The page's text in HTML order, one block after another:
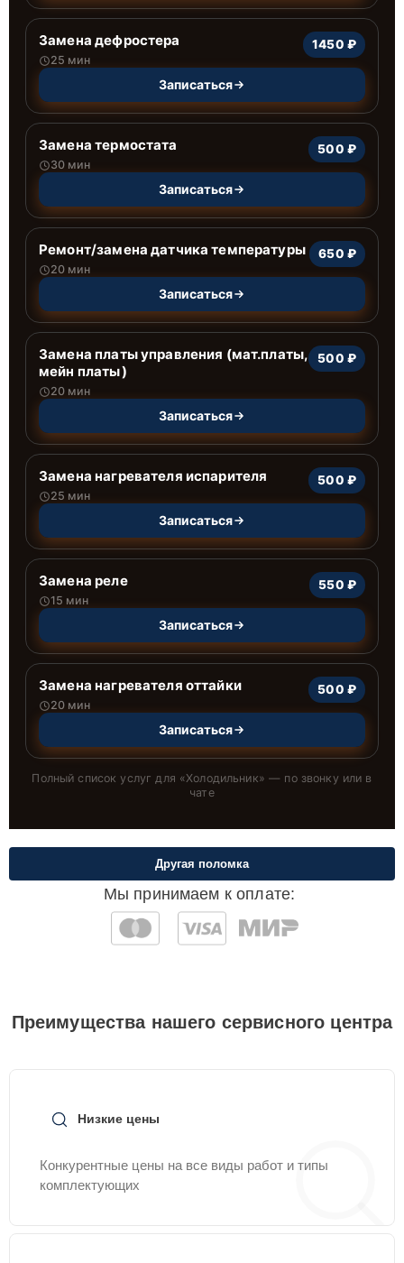
Замена дефростера
25 мин
1450 ₽
Записаться
Замена термостата
30 мин
500 ₽
Записаться
Ремонт/замена датчика температуры
20 мин
650 ₽
Записаться
Замена платы управления (мат.платы,
мейн платы)
20 мин
500 ₽
Записаться
Замена нагревателя испарителя
25 мин
500 ₽
Записаться
Замена реле
15 мин
550 ₽
Записаться
Замена нагревателя оттайки
20 мин
500 ₽
Записаться
Полный список услуг для «Холодильник» — по звонку или в
чате
Мы принимаем к оплате:
Другая поломка
Преимущества нашего сервисного центра
Низкие цены
Конкурентные цены на все виды работ и типы
комплектующих